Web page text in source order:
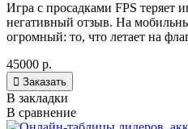
Игра с просадками FPS теряет
негативный отзыв. На
огромный: то, что летает на
45000 р.
 Заказать
В закладки
В сравнение